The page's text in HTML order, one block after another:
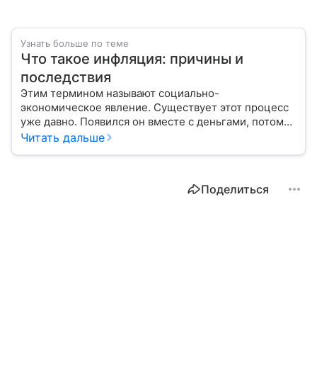
Узнать больше по теме
Что такое инфляция: причины и
последствия
Этим термином называют социально-
экономическое явление. Существует этот процесс
уже давно. Появился он вместе с деньгами, потому
что эти составляющие неразрывно связаны друг с
Читать дальше
Поделиться